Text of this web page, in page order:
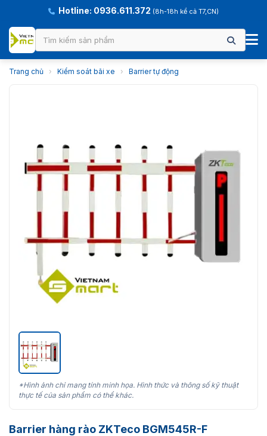
Hotline: 0936.611.372 (8h-18h kể cả T7,CN)
Trang chủ › Kiểm soát bãi xe › Barrier tự động
*Hình ảnh chỉ mang tính minh họa. Hình thức và thông số kỹ thuật
thực tế của sản phẩm có thể khác.
Barrier hàng rào ZKTeco BGM545R-F